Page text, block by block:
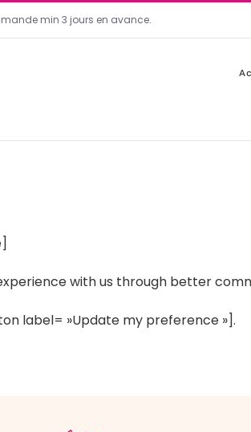
min 3 jours en avance.
with us through better
label= »Update my preference »].